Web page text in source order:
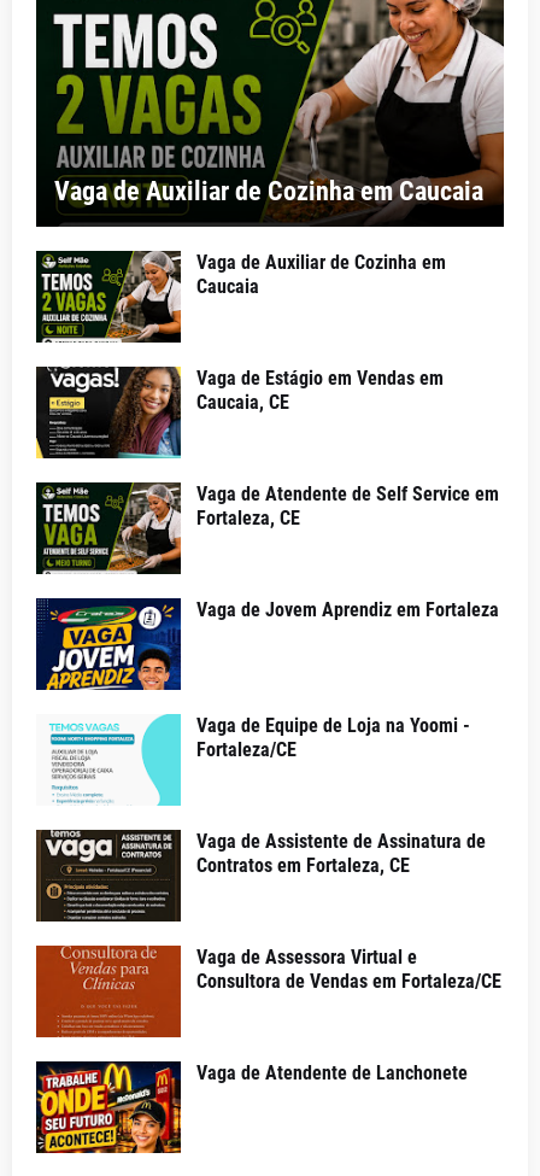
Vaga de Auxiliar de Cozinha em Caucaia
Vaga de Auxiliar de Cozinha em
Caucaia
Vaga de Estágio em Vendas em
Caucaia, CE
Vaga de Atendente de Self Service em
Fortaleza, CE
Vaga de Jovem Aprendiz em Fortaleza
Vaga de Equipe de Loja na Yoomi -
Fortaleza/CE
Vaga de Assistente de Assinatura de
Contratos em Fortaleza, CE
Vaga de Assessora Virtual e
Consultora de Vendas em Fortaleza/CE
Vaga de Atendente de Lanchonete